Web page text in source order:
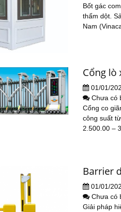
Bốt gác
thấm dột.
Nam
Cổng lò
01/01/
Chưa có
Cổng co
công suất
2.500.00 –
Barrier
01/01/
Chưa có
Giải pháp